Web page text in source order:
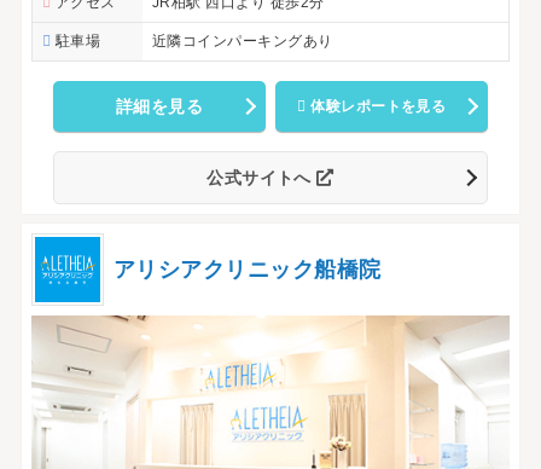
駐車場 近隣コインパーキングあり
詳細を見る 体験レポートを見る
公式サイトへ
アリシアクリニック船橋院